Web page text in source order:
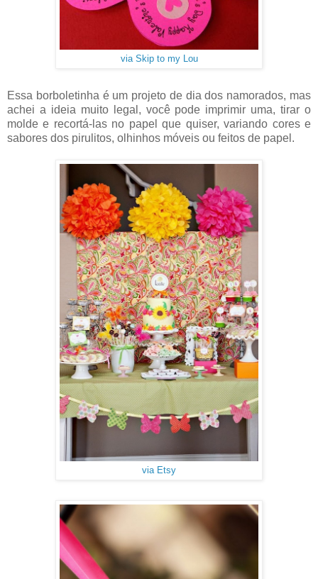
via Skip to my Lou
Essa borboletinha é um projeto de dia dos namorados, mas
achei a ideia muito legal, você pode imprimir uma, tirar o
molde e recortá-las no papel que quiser, variando cores e
sabores dos pirulitos, olhinhos móveis ou feitos de papel.
via Etsy